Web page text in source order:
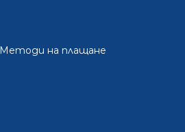
Методи на плащане